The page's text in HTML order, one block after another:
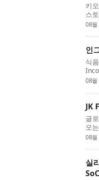
키
스
08월
인
식
사
08월
JK
글
오
08월
실